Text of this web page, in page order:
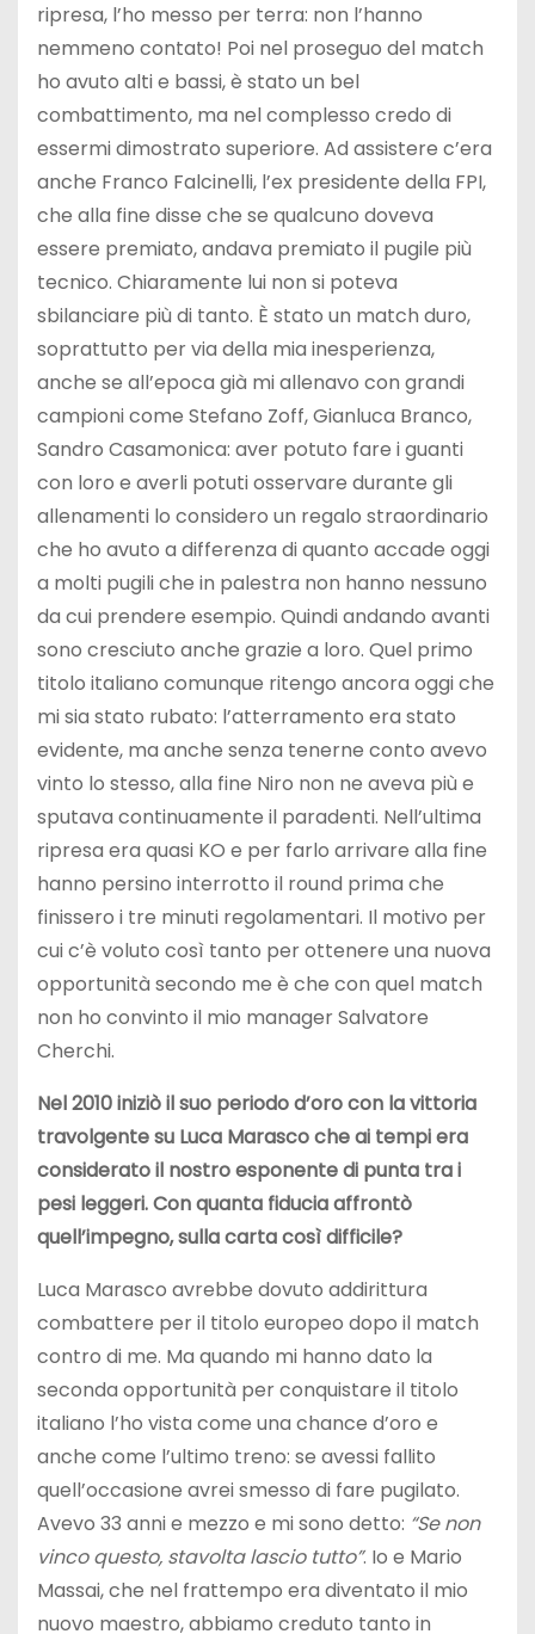
ripresa, l’ho messo per terra: non l’hanno
nemmeno contato! Poi nel proseguo del match
ho avuto alti e bassi, è stato un bel
combattimento, ma nel complesso credo di
essermi dimostrato superiore. Ad assistere c’era
anche Franco Falcinelli, l’ex presidente della FPI,
che alla fine disse che se qualcuno doveva
essere premiato, andava premiato il pugile più
tecnico. Chiaramente lui non si poteva
sbilanciare più di tanto. È stato un match duro,
soprattutto per via della mia inesperienza,
anche se all’epoca già mi allenavo con grandi
campioni come Stefano Zoff, Gianluca Branco,
Sandro Casamonica: aver potuto fare i guanti
con loro e averli potuti osservare durante gli
allenamenti lo considero un regalo straordinario
che ho avuto a differenza di quanto accade oggi
a molti pugili che in palestra non hanno nessuno
da cui prendere esempio. Quindi andando avanti
sono cresciuto anche grazie a loro. Quel primo
titolo italiano comunque ritengo ancora oggi che
mi sia stato rubato: l’atterramento era stato
evidente, ma anche senza tenerne conto avevo
vinto lo stesso, alla fine Niro non ne aveva più e
sputava continuamente il paradenti. Nell’ultima
ripresa era quasi KO e per farlo arrivare alla fine
hanno persino interrotto il round prima che
finissero i tre minuti regolamentari. Il motivo per
cui c’è voluto così tanto per ottenere una nuova
opportunità secondo me è che con quel match
non ho convinto il mio manager Salvatore
Cherchi.
Nel 2010 iniziò il suo periodo d’oro con la vittoria
travolgente su Luca Marasco che ai tempi era
considerato il nostro esponente di punta tra i
pesi leggeri. Con quanta fiducia affrontò
quell’impegno, sulla carta così difficile?
Luca Marasco avrebbe dovuto addirittura
combattere per il titolo europeo dopo il match
contro di me. Ma quando mi hanno dato la
seconda opportunità per conquistare il titolo
italiano l’ho vista come una chance d’oro e
anche come l’ultimo treno: se avessi fallito
quell’occasione avrei smesso di fare pugilato.
Avevo 33 anni e mezzo e mi sono detto: “Se non
vinco questo, stavolta lascio tutto”. Io e Mario
Massai, che nel frattempo era diventato il mio
nuovo maestro, abbiamo creduto tanto in